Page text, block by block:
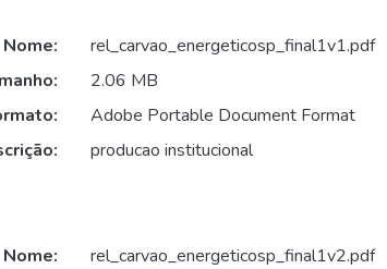
Nome:
rel_carvao_energeticosp_final1v1.pdf
2.06 MB
Adobe Portable Document Format
producao institucional
Nome:
rel_carvao_energeticosp_final1v2.pdf